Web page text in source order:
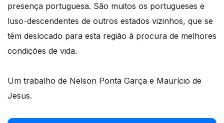
presença portuguesa. São muitos os portugueses e
luso-descendentes de outros estados vizinhos, que se
têm deslocado para esta região à procura de melhores
condições de vida.
Um trabalho de Nelson Ponta Garça e Maurício de
Jesus.